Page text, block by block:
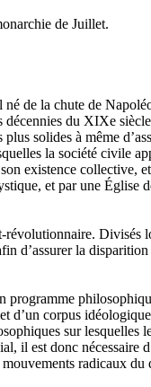
de Juillet.
de la chute de
du XIXe
solides à même
la société civile
existence collective,
et par une Église
Divisés
d’assurer la
programme
d’un corpus
sur lesquelles
il est donc nécessaire
mouvements radicaux